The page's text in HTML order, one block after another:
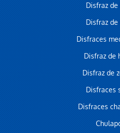
Disfraz de
Disfraz
Disfraces
Disfraz de
Disfraz de
Disfraces
Disfraces